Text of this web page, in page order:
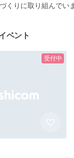
くりに取り組んでい
ベント
受付中